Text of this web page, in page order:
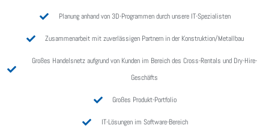
Planung anhand von 3D-Programmen durch unsere IT-Spezialisten
Zusammenarbeit mit zuverlässigen Partnern in der Konstruktion/Metallbau
Großes Handelsnetz aufgrund von Kunden im Bereich des Cross-Rentals und Dry-Hire-
Geschäfts
Großes Produkt-Portfolio
IT-Lösungen im Software-Bereich